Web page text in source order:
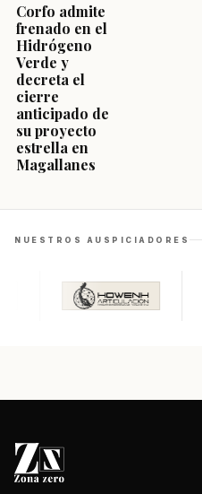
Corfo admite
frenado en el
Hidrógeno
Verde y
decreta el
cierre
anticipado de
su proyecto
estrella en
Magallanes
NUESTROS AUSPICIADORES